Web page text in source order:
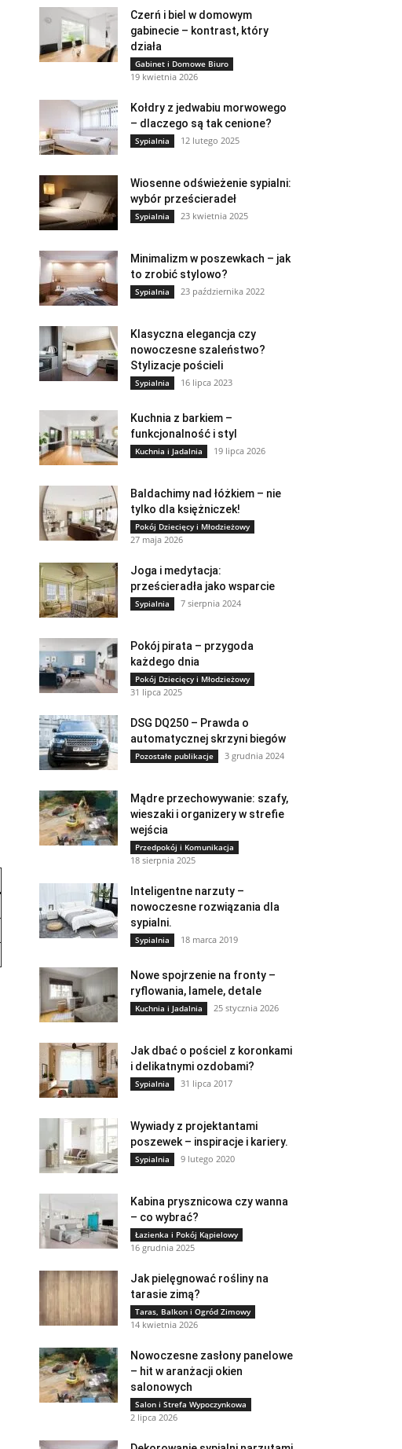
Czerń i biel w domowym
gabinecie – kontrast, który
działa
Gabinet i Domowe Biuro
19 kwietnia 2026
Kołdry z jedwabiu morwowego
– dlaczego są tak cenione?
Sypialnia 12 lutego 2025
Wiosenne odświeżenie sypialni:
wybór prześcieradeł
Sypialnia 23 kwietnia 2025
Minimalizm w poszewkach – jak
to zrobić stylowo?
Sypialnia 23 października 2022
Klasyczna elegancja czy
nowoczesne szaleństwo?
Stylizacje pościeli
Sypialnia 16 lipca 2023
Kuchnia z barkiem –
funkcjonalność i styl
Kuchnia i Jadalnia 19 lipca 2026
Baldachimy nad łóżkiem – nie
tylko dla księżniczek!
Pokój Dziecięcy i Młodzieżowy
27 maja 2026
Joga i medytacja:
prześcieradła jako wsparcie
Sypialnia 7 sierpnia 2024
Pokój pirata – przygoda
każdego dnia
Pokój Dziecięcy i Młodzieżowy
31 lipca 2025
DSG DQ250 – Prawda o
automatycznej skrzyni biegów
Pozostałe publikacje 3 grudnia 2024
Mądre przechowywanie: szafy,
wieszaki i organizery w strefie
wejścia
Przedpokój i Komunikacja
18 sierpnia 2025
Inteligentne narzuty –
nowoczesne rozwiązania dla
sypialni.
Sypialnia 18 marca 2019
Nowe spojrzenie na fronty –
ryflowania, lamele, detale
Kuchnia i Jadalnia 25 stycznia 2026
Jak dbać o pościel z koronkami
i delikatnymi ozdobami?
Sypialnia 31 lipca 2017
Wywiady z projektantami
poszewek – inspiracje i kariery.
Sypialnia 9 lutego 2020
Kabina prysznicowa czy wanna
– co wybrać?
Łazienka i Pokój Kąpielowy
16 grudnia 2025
Jak pielęgnować rośliny na
tarasie zimą?
Taras, Balkon i Ogród Zimowy
14 kwietnia 2026
Nowoczesne zasłony panelowe
– hit w aranżacji okien
salonowych
Salon i Strefa Wypoczynkowa
2 lipca 2026